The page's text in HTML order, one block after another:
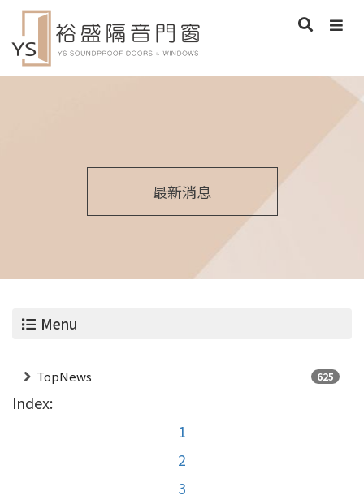
最新消息
Menu
TopNews 625
Index:
1
2
3